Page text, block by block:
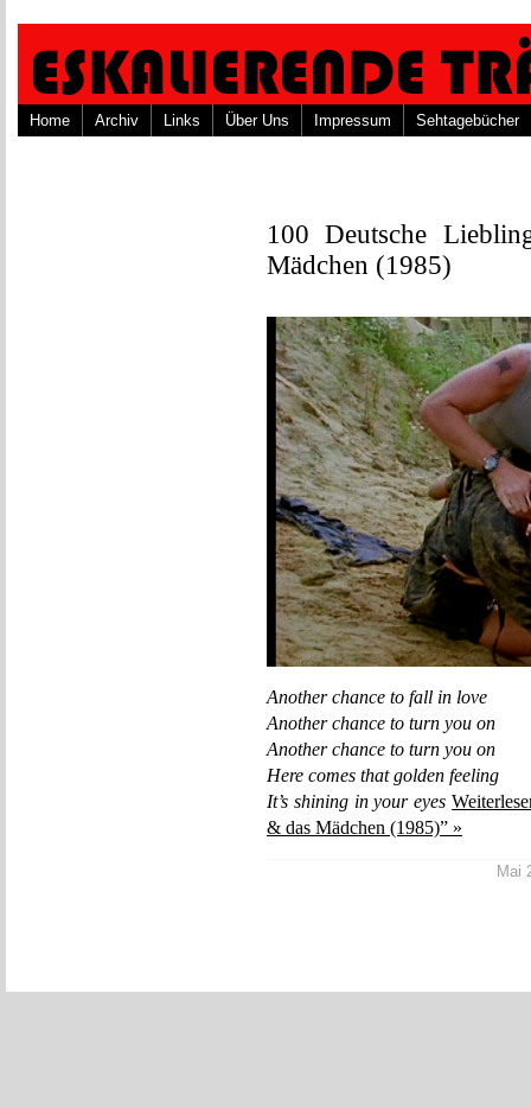
Home Archiv Links Über Uns Impressum Sehtagebücher
100 Deutsche
Mädchen (1985)
Another chance to fall in love
Another chance to turn you on
Another chance to turn you on
Here comes that golden feeling
It’s shining in your eyes
& das Mädchen (1985)” »
Mai